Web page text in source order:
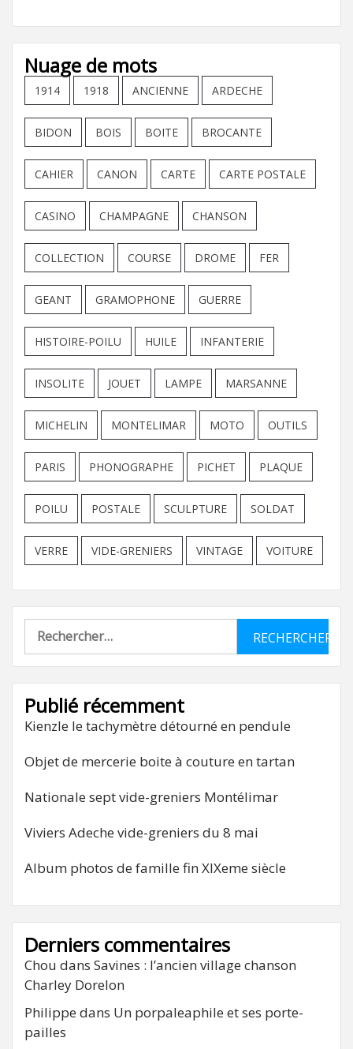
Nuage de mots
1914 1918 ANCIENNE ARDECHE
BIDON BOIS BOITE BROCANTE
CAHIER CANON CARTE CARTE POSTALE
CASINO CHAMPAGNE CHANSON
COLLECTION COURSE DROME FER
GEANT GRAMOPHONE GUERRE
HISTOIRE-POILU HUILE INFANTERIE
INSOLITE JOUET LAMPE MARSANNE
MICHELIN MONTELIMAR MOTO OUTILS
PARIS PHONOGRAPHE PICHET PLAQUE
POILU POSTALE SCULPTURE SOLDAT
VERRE VIDE-GRENIERS VINTAGE VOITURE
Rechercher :
Publié récemment
Kienzle le tachymètre détourné en pendule
Objet de mercerie boite à couture en tartan
Nationale sept vide-greniers Montélimar
Viviers Adeche vide-greniers du 8 mai
Album photos de famille fin XIXeme siècle
Derniers commentaires
Chou dans Savines : l’ancien village chanson
Charley Dorelon
Philippe dans Un porpaleaphile et ses porte-
pailles